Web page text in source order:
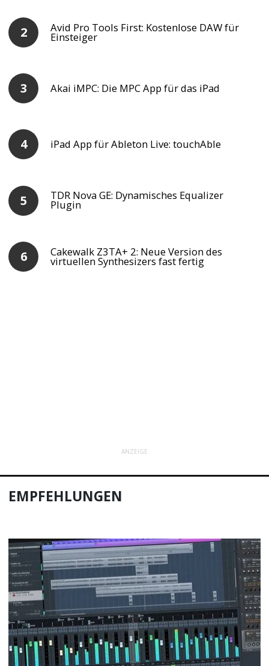
Avid Pro Tools First: Kostenlose DAW für
Einsteiger
Akai iMPC: Die MPC App für das iPad
iPad App für Ableton Live: touchAble
TDR Nova GE: Dynamisches Equalizer
Plugin
Cakewalk Z3TA+ 2: Neue Version des
virtuellen Synthesizers fast fertig
ANZEIGE
EMPFEHLUNGEN